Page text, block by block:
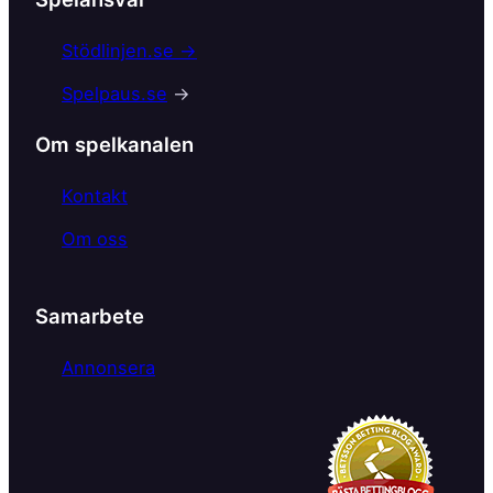
e
b
o
k
Stödlinjen.se →
Spelpaus.se →
Om spelkanalen
Kontakt
Om oss
Samarbete
Annonsera